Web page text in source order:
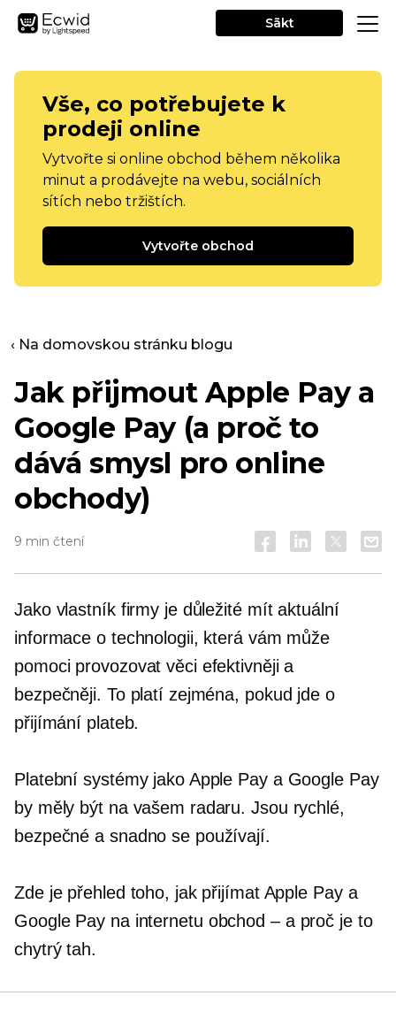
Sākt
Vše, co potřebujete k
prodeji online
Vytvořte si online obchod během několika
minut a prodávejte na webu, sociálních
sítích nebo tržištích.
Vytvořte obchod
‹ Na domovskou stránku blogu
Jak přijmout Apple Pay a
Google Pay (a proč to
dává smysl pro online
obchody)
9 min čtení
Jako vlastník firmy je důležité mít aktuální
informace o technologii, která vám může
pomoci provozovat věci efektivněji a
bezpečněji. To platí zejména, pokud jde o
přijímání plateb.
Platební systémy jako Apple Pay a Google Pay
by měly být na vašem radaru. Jsou rychlé,
bezpečné a snadno se používají.
Zde je přehled toho, jak přijímat Apple Pay a
Google Pay na internetu obchod – aproč je to
chytrý tah.